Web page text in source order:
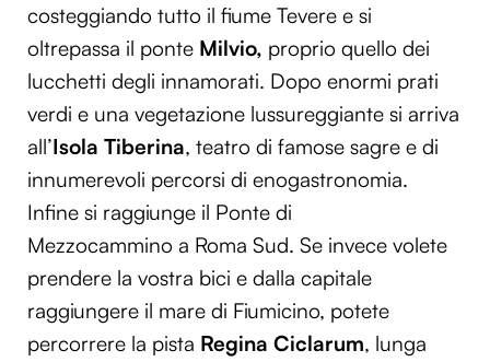
Utilizziamo i cookie per personalizzare contenuti ed
annunci, per fornire funzionalità dei social media e per
analizzare il nostro traffico. Condividiamo inoltre
informazioni sul modo in cui utilizzi il nostro sito con i
nostri partner che si occupano di analisi dei dati web,
pubblicità e social media, i quali potrebbero combinarle
con altre informazioni che hai fornito loro o che hanno
raccolto dal tuo utilizzo dei loro servizi.
costeggiando tutto il fiume Tevere e si
oltrepassa il ponte Milvio, proprio quello dei
lucchetti degli innamorati. Dopo enormi prati
verdi e una vegetazione lussureggiante si arriva
all’Isola Tiberina, teatro di famose sagre e di
innumerevoli percorsi di enogastronomia.
Infine si raggiunge il Ponte di
Mezzocammino a Roma Sud. Se invece volete
prendere la vostra bici e dalla capitale
raggiungere il mare di Fiumicino, potete
percorrere la pista Regina Ciclarum, lunga